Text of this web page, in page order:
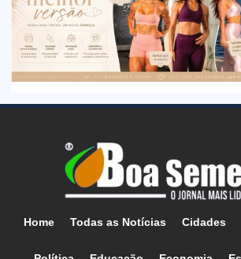
Home Todas as Notícias Cidades